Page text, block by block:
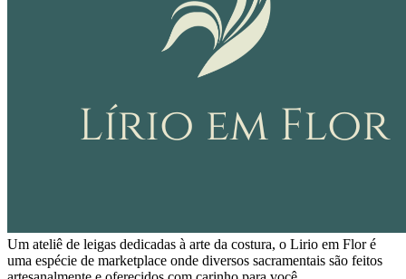
Um ateliê de leigas dedicadas à arte da costura, o Lirio em Flor é
uma espécie de marketplace onde diversos sacramentais são feitos